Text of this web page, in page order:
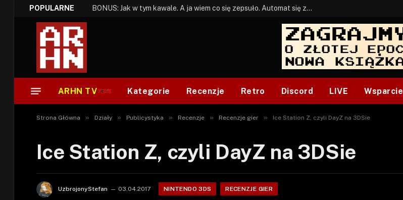
POPULARNE BONUS: Jak w tym kawale. A ja wiem co się zepsuło. Automat się zepsuł.
ARHN TV Kategorie Recenzje Retro Discord LIVE Wsparcie
Strona Główna » Działy » Publicystyka » Recenzje » Recenzje gier » Ice Station Z, czyli DayZ na 3DSie
Ice Station Z, czyli DayZ na 3DSie
UzbrojonyStefan 03.04.2017 NINTENDO 3DS RECENZJE GIER